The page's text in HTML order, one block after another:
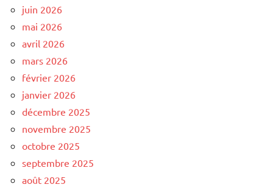
juin 2026
mai 2026
avril 2026
mars 2026
février 2026
janvier 2026
décembre 2025
novembre 2025
octobre 2025
septembre 2025
août 2025